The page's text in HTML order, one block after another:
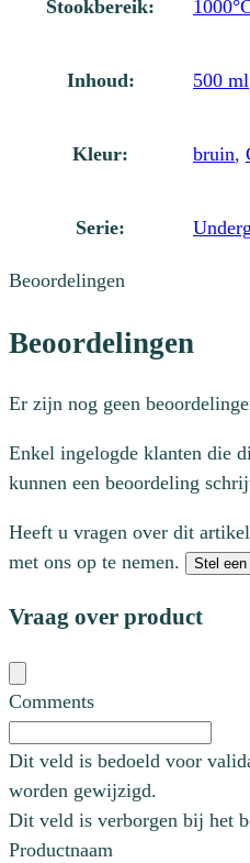
Stookbereik:
Inhoud: 500 ml
Kleur: bruin,
Serie:
Beoordelingen
Beoordelingen
Er zijn nog geen
Enkel ingelogde klanten die
kunnen een beoordeling
Heeft u vragen over dit
met ons op te nemen.
Stel een
Vraag over product
Comments
Dit veld is bedoeld voor
worden gewijzigd.
Dit veld is verborgen bij het
Productnaam